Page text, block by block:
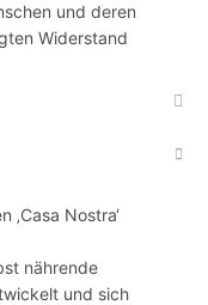
und deren
Widerstand
‚Casa Nostra‘
nährende
und sich